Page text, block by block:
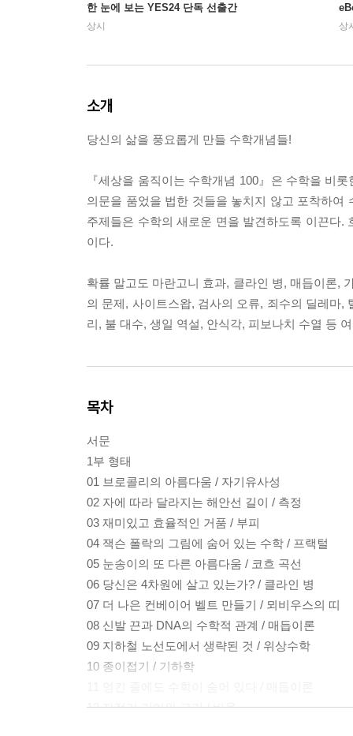
한 눈에 보는 YES24 단독 선출간
상시 상
소개
당신의 삶을 풍요롭게 만들 수학개념들!
『세상을 움직이는 수학개념 100』은 수학을 비
의문을 품었을 법한 것들을 놓치지 않고 포착하
주제들은 수학의 새로운 면을 발견하도록 이끈다
이다.
확률 말고도 마란고니 효과, 클라인 병, 매듭이론,
의 문제, 사이트스왑, 검사의 오류, 죄수의 딜레마
리, 불 대수, 생일 역설, 안식각, 피보나치 수열 등
목차
서문
1부 형태
01 브로콜리의 아름다움 / 자기유사성
02 자에 따라 달라지는 해안선 길이 / 측정
03 재미있고 효율적인 거품 / 부피
04 잭슨 폴락의 그림에 숨어 있는 수학 / 프랙털
05 눈송이의 또 다른 아름다움 / 코흐 곡선
06 당신은 4차원에 살고 있는가? / 클라인 병
07 더 나은 컨베이어 벨트 만들기 / 뫼비우스의 띠
08 신발 끈과 DNA의 수학적 관계 / 매듭이론
09 지하철 노선도에서 생략된 것 / 위상수학
10 종이접기 / 기하학
12 자전거 기어의 크기 / 비율